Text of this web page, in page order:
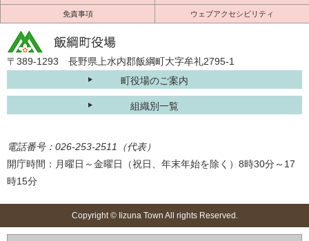
免責事項 ウェブアクセシビリティ
〒389-1293 長野県上水内郡飯綱町大字牟礼2795-1
町役場のご案内
組織別一覧
電話番号：026-253-2511（代表）
開庁時間：月曜日～金曜日（祝日、年末年始を除く）8時30分～17
時15分
Copyright © Iizuna Town All rights Reserved.